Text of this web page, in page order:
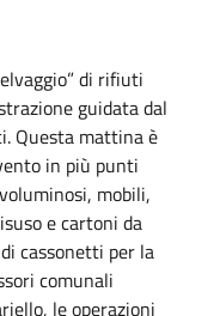
di rifiuti
guidata dal
Questa mattina è
in più punti
mobili,
e cartoni da
cassonetti per la
comunali
le operazioni